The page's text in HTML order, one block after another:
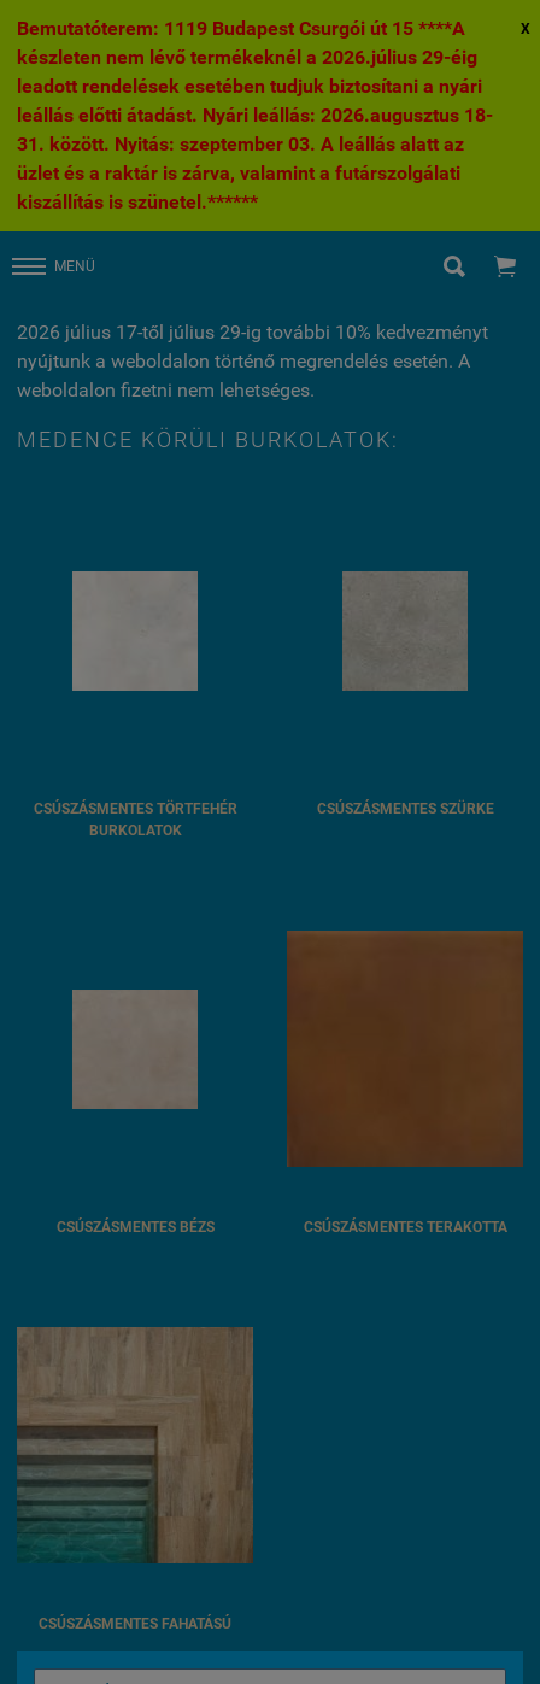
Bemutatóterem: 1119 Budapest Csurgói út 15 ****A
készleten nem lévő termékeknél a 2026.július 29-éig
leadott rendelések esetében tudjuk biztosítani a nyári
leállás előtti átadást. Nyári leállás: 2026.augusztus 18-
31. között. Nyitás: szeptember 03. A leállás alatt az
üzlet és a raktár is zárva, valamint a futárszolgálati
kiszállítás is szünetel.******
X
MENÜ  
2026 július 17-től július 29-ig további 10% kedvezményt
nyújtunk a weboldalon történő megrendelés esetén. A
weboldalon fizetni nem lehetséges.
MEDENCE KÖRÜLI BURKOLATOK:
CSÚSZÁSMENTES TÖRTFEHÉR
BURKOLATOK
CSÚSZÁSMENTES SZÜRKE
CSÚSZÁSMENTES BÉZS CSÚSZÁSMENTES TERAKOTTA
CSÚSZÁSMENTES FAHATÁSÚ